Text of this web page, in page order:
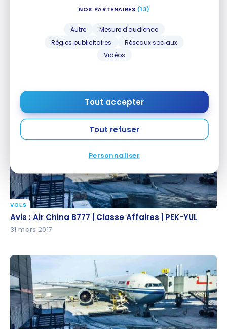
NOS PARTENAIRES (13)
Autre
Mesure d'audience
Régies publicitaires
Réseaux sociaux
Vidéos
Tout accepter
Tout refuser
Personnaliser
31 mars 2017
Avis : Air China B777 | Classe Affaires | PEK-YUL
VOLS
Avis : Air China B777 | Classe Affaires | PEK-YUL
31 mars 2017